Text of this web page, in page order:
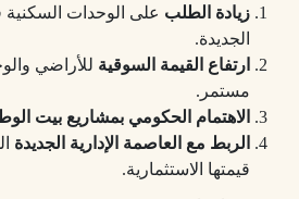
زيادة الطلب على الوحدات السكنية
الجديدة.
ارتفاع القيمة السوقية للأراضي
مستمر.
الاهتمام الحكومي بمشاريع بيت
الربط مع العاصمة الإدارية الجديدة
قيمتها الاستثمارية.